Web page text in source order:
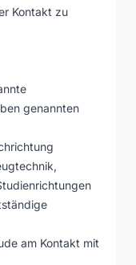
Kontakt zu
genannten
am Kontakt mit